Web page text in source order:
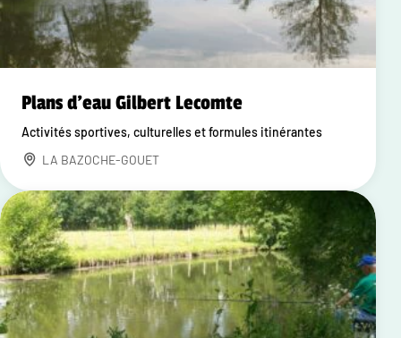
Plans d'eau Gilbert Lecomte
Activités sportives, culturelles et formules itinérantes
LA BAZOCHE-GOUET